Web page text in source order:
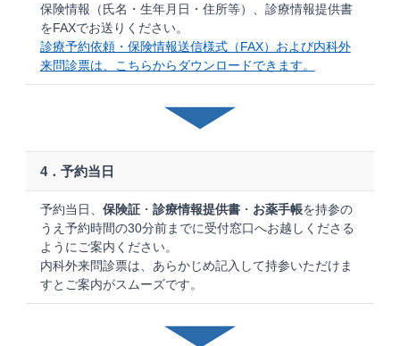
保険情報（氏名・生年月日・住所等）、診療情報提供書
をFAXでお送りください。
診療予約依頼・保険情報送信様式（FAX）および内科外
来問診票は、こちらからダウンロードできます。
4．予約当日
予約当日、 保険証・ 診療情報提供書・ お薬手帳を持参の
うえ予約時間の30分前までに受付窓口へお越しくださる
ようにご案内ください。
内科外来問診票は、あらかじめ記入して持参いただけま
すとご案内がスムーズです。